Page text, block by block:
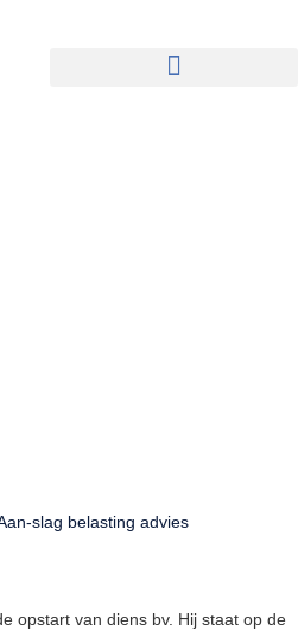
slag belasting advies
opstart van diens bv. Hij staat op de